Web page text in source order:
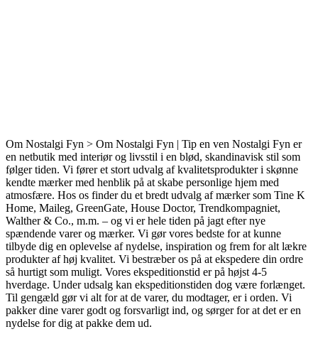
Om Nostalgi Fyn > Om Nostalgi Fyn | Tip en ven Nostalgi Fyn er
en netbutik med interiør og livsstil i en blød, skandinavisk stil som
følger tiden. Vi fører et stort udvalg af kvalitetsprodukter i skønne
kendte mærker med henblik på at skabe personlige hjem med
atmosfære. Hos os finder du et bredt udvalg af mærker som Tine K
Home, Maileg, GreenGate, House Doctor, Trendkompagniet,
Walther & Co., m.m. – og vi er hele tiden på jagt efter nye
spændende varer og mærker. Vi gør vores bedste for at kunne
tilbyde dig en oplevelse af nydelse, inspiration og frem for alt lækre
produkter af høj kvalitet. Vi bestræber os på at ekspedere din ordre
så hurtigt som muligt. Vores ekspeditionstid er på højst 4-5
hverdage. Under udsalg kan ekspeditionstiden dog være forlænget.
Til gengæld gør vi alt for at de varer, du modtager, er i orden. Vi
pakker dine varer godt og forsvarligt ind, og sørger for at det er en
nydelse for dig at pakke dem ud.